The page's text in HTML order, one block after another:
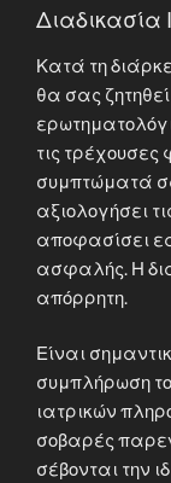
Διαδικασία
Κατά τη
θα σας
τις
συμπτώματά
αξιολογήσει
αποφασίσει
ασφαλής. Η
απόρρητη.
Είναι
συμπλήρωση
ιατρικών
σοβαρές
σέβονται την